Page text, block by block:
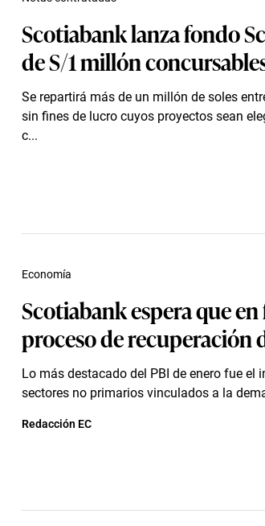
Scotiabank lanza fondo
de S/1 millón
Se repartirá más de un millón de soles
sin fines de lucro cuyos proyectos sean
c...
Scotiabank espera que
proceso de recuperación
Lo más destacado del PBI de enero fue el
sectores no primarios vinculados a la
Economía
Redacción EC